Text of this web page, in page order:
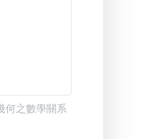
何之數學關系